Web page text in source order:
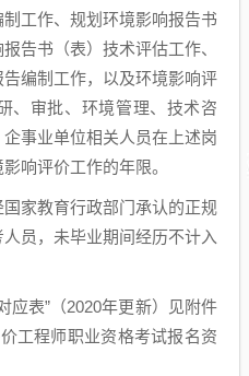
工作、规划环境影响报告书
告书（表）技术评估工作、
编制工作，以及环境影响评
、审批、环境管理、技术咨
事业单位相关人员在上述岗
响评价工作的年限。
家教育行政部门承认的正规
员，未毕业期间经历不计入
表”（2020年更新）见附件
工程师职业资格考试报名资